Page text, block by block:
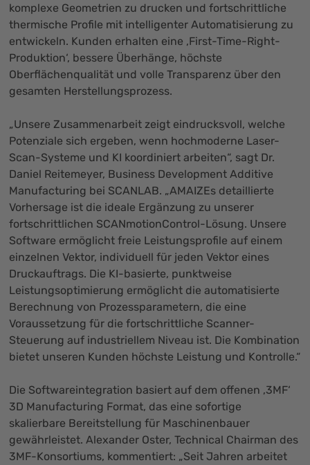
komplexe Geometrien zu drucken und fortschrittliche
thermische Profile mit intelligenter Automatisierung zu
entwickeln. Kunden erhalten eine ‚First-Time-Right-
Produktion‘, bessere Überhänge, höchste
Oberflächenqualität und volle Transparenz über den
gesamten Herstellungsprozess.
„Unsere Zusammenarbeit zeigt eindrucksvoll, welche
Potenziale sich ergeben, wenn hochmoderne Laser-
Scan-Systeme und KI koordiniert arbeiten“, sagt Dr.
Daniel Reitemeyer, Business Development Additive
Manufacturing bei SCANLAB. „AMAIZEs detaillierte
Vorhersage ist die ideale Ergänzung zu unserer
fortschrittlichen SCANmotionControl-Lösung. Unsere
Software ermöglicht freie Leistungsprofile auf einem
einzelnen Vektor, individuell für jeden Vektor eines
Druckauftrags. Die KI-basierte, punktweise
Leistungsoptimierung ermöglicht die automatisierte
Berechnung von Prozessparametern, die eine
Voraussetzung für die fortschrittliche Scanner-
Steuerung auf industriellem Niveau ist. Die Kombination
bietet unseren Kunden höchste Leistung und Kontrolle.“
Die Softwareintegration basiert auf dem offenen ‚3MF‘
3D Manufacturing Format, das eine sofortige
skalierbare Bereitstellung für Maschinenbauer
gewährleistet. Alexander Oster, Technical Chairman des
3MF-Konsortiums, kommentiert: „Seit Jahren arbeitet